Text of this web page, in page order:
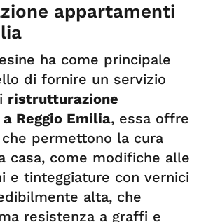
appartamenti
ha come principale
di fornire un servizio
ristrutturazione
Reggio Emilia, essa offre
permettono la cura
casa, come modifiche alle
e tinteggiature con vernici
alta, che
resistenza a graffi e